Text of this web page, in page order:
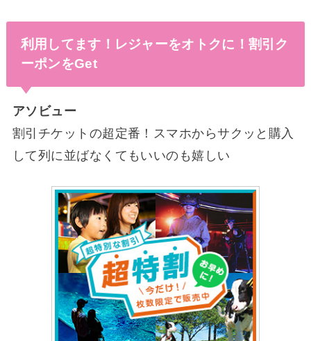
利用してます！レジャーをオトクに！割引ク
ーポンをGet
アソビュー
割引チケットの超定番！スマホからサクッと購入
して列に並ばなくてもいいのも嬉しい